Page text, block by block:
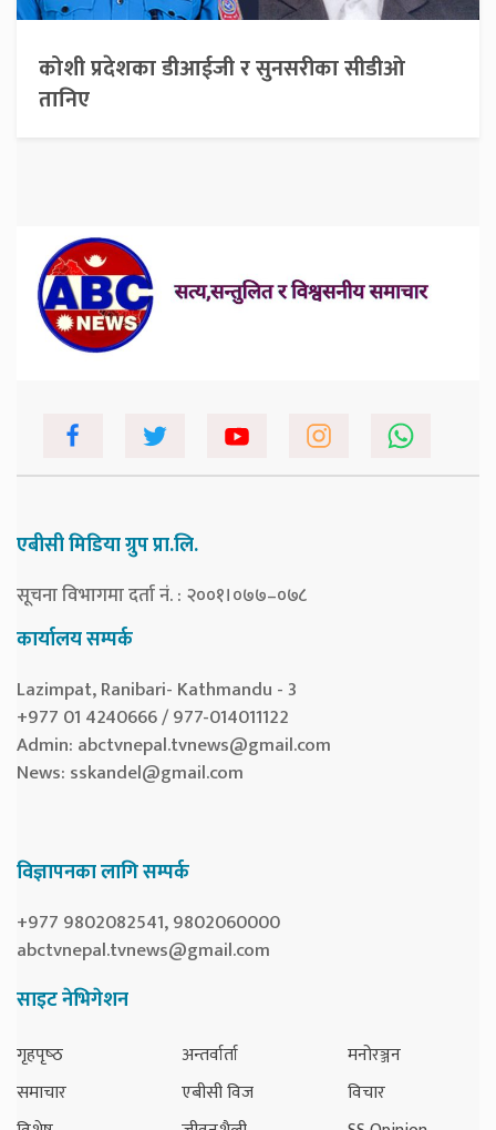
कोशी प्रदेशका डीआईजी र सुनसरीका सीडीओ
तानिए
एबीसी मिडिया ग्रुप प्रा.लि.
सूचना विभागमा दर्ता नं. : २००१।०७७–०७८
कार्यालय सम्पर्क
Lazimpat, Ranibari- Kathmandu - 3
+977 01 4240666 / 977-014011122
Admin: abctvnepal.tvnews@gmail.com
News: sskandel@gmail.com
विज्ञापनका लागि सम्पर्क
+977 9802082541, 9802060000
abctvnepal.tvnews@gmail.com
साइट नेभिगेशन
गृहपृष्‍ठ
समाचार
अन्तर्वार्ता
एबीसी विज
मनोरञ्जन
विचार